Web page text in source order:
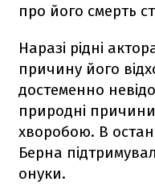
про його смерть
Наразі рідні
причину його
достеменно
природні
хворобою. В
Берна
онуки.